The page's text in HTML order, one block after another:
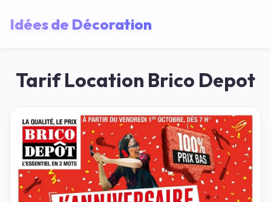
Idées de Décoration
Tarif Location Brico Depot